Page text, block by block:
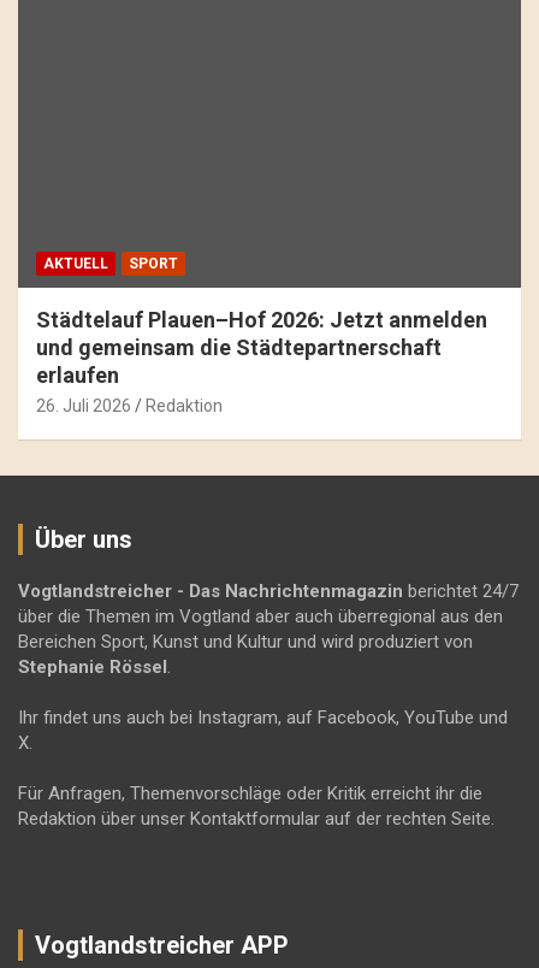
AKTUELL SPORT
Städtelauf Plauen–Hof 2026: Jetzt anmelden
und gemeinsam die Städtepartnerschaft
erlaufen
26. Juli 2026 Redaktion
Über uns
Vogtlandstreicher - Das Nachrichtenmagazin berichtet 24/7
über die Themen im Vogtland aber auch überregional aus den
Bereichen Sport, Kunst und Kultur und wird produziert von
Stephanie Rössel .
Ihr findet uns auch bei Instagram, auf Facebook, YouTube und
X.
Für Anfragen, Themenvorschläge oder Kritik erreicht ihr die
Redaktion über unser Kontaktformular auf der rechten Seite.
Vogtlandstreicher APP